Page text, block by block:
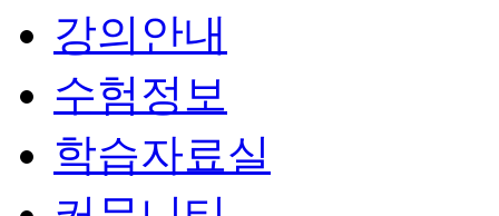
강의안내
수험정보
학습자료실